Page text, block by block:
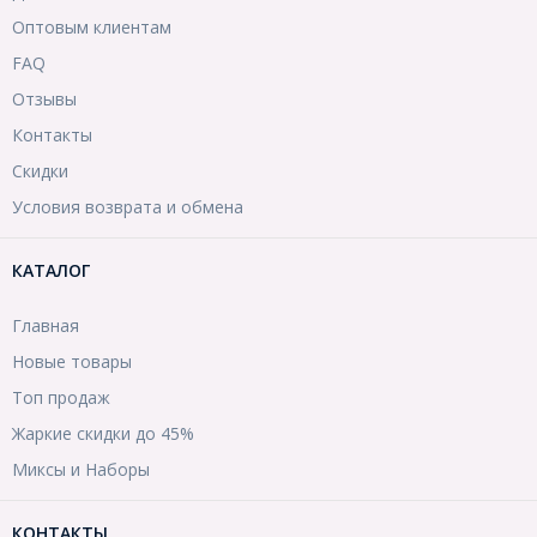
Оптовым клиентам
FAQ
Отзывы
Контакты
Скидки
Условия возврата и обмена
КАТАЛОГ
Главная
Новые товары
Топ продаж
Жаркие скидки до 45%
Миксы и Наборы